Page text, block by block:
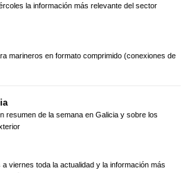
la información más relevante del sector
marineros en formato comprimido (conexiones de
resumen de la semana en Galicia y sobre los
a viernes toda la actualidad y la información más